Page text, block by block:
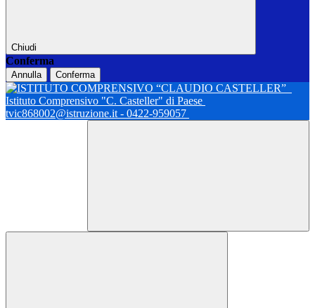
Chiudi
Conferma
Annulla Conferma
Istituto Comprensivo "C. Casteller" di Paese
tvic868002@istruzione.it - 0422-959057